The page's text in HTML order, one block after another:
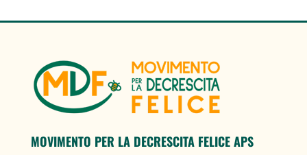
MOVIMENTO PER LA DECRESCITA FELICE APS